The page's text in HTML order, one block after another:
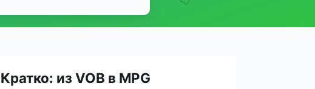
Кратко: из VOB в MPG